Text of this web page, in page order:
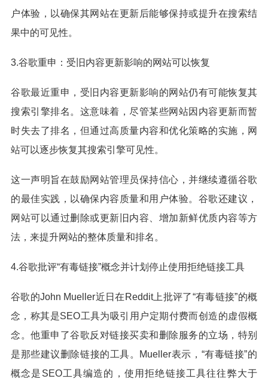
户体验，以确保其网站在更新后能够保持或提升在搜索结
果中的可见性。
3.谷歌重申：受旧内容更新影响的网站可以恢复
谷歌最近重申，受旧内容更新影响的网站仍有可能恢复其
搜索引擎排名。这意味着，尽管某些网站因内容更新而暂
时失去了排名，但通过高质量内容和优化策略的实施，网
站可以逐步恢复其搜索引擎可见性。
这一声明旨在鼓励网站管理员保持信心，并继续遵循谷歌
的最佳实践，以确保内容质量和用户体验。谷歌还建议，
网站可以通过删除或更新旧内容、增加新鲜优质内容等方
法，来提升网站的整体质量和排名。
4.谷歌批评“有毒链接”概念并计划停止使用拒绝链接工具
谷歌的John Mueller近日在Reddit上批评了“有毒链接”的概
念，称其是SEO工具为吸引用户定期付费而创造的虚假概
念。他重申了谷歌反对链接买卖和删除服务的立场，特别
是那些建议删除链接的工具。Mueller表示，“有毒链接”的
概念是SEO工具编造的，使用拒绝链接工具往往弊大于